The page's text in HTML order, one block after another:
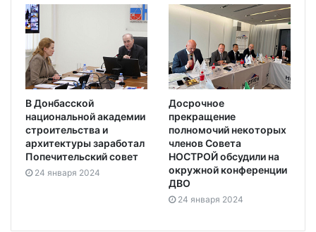
В Донбасской
национальной академии
строительства и
архитектуры заработал
Попечительский совет
24 января 2024
Досрочное
прекращение
полномочий некоторых
членов Совета
НОСТРОЙ обсудили на
окружной конференции
ДВО
24 января 2024